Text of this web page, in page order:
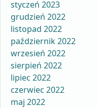
styczeń 2023
grudzień 2022
listopad 2022
październik 2022
wrzesień 2022
sierpień 2022
lipiec 2022
czerwiec 2022
maj 2022